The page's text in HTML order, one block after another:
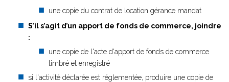
une copie du contrat de location gérance mandat
S’il s’agit d’un apport de fonds de commerce, joindre
:
une copie de l'acte d'apport de fonds de commerce
timbré et enregistré
si l'activité déclarée est réglementée, produire une copie de